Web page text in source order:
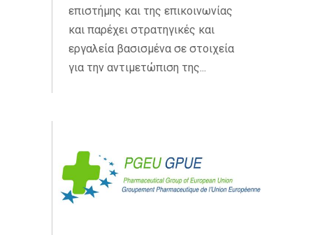
επιστήμης και της επικοινωνίας
και παρέχει στρατηγικές και
εργαλεία βασισμένα σε στοιχεία
για την αντιμετώπιση της...